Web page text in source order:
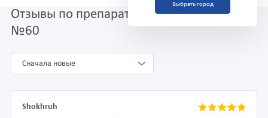
Выбрать город
Отзывы по препарату Нокамен, таблетки
№60
Сначала новые
Shokhruh